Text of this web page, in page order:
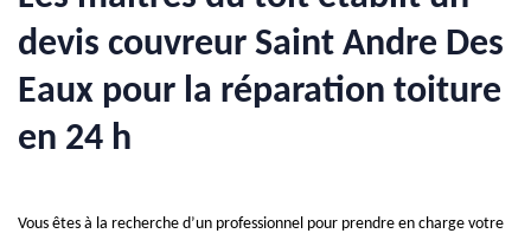
devis couvreur Saint Andre Des
Eaux pour la réparation toiture
en 24 h
Vous êtes à la recherche d’un professionnel pour prendre en charge votre